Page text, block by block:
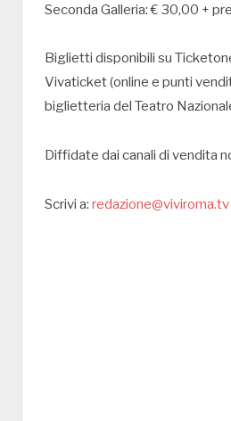
Seconda Galleria: € 30,00 +
Biglietti disponibili su
Vivaticket (online e punti
biglietteria del Teatro
Diffidate dai canali di vendita
Scrivi a: redazione@viviroma.tv